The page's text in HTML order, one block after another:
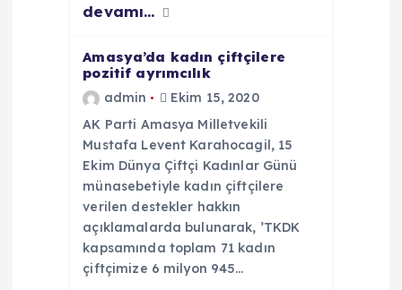
devamı...
Amasya’da kadın çiftçilere
pozitif ayrımcılık
admin
Ekim 15, 2020
AK Parti Amasya Milletvekili
Mustafa Levent Karahocagil, 15
Ekim Dünya Çiftçi Kadınlar Günü
münasebetiyle kadın çiftçilere
verilen destekler hakkın
açıklamalarda bulunarak, ’TKDK
kapsamında toplam 71 kadın
çiftçimize 6 milyon 945…